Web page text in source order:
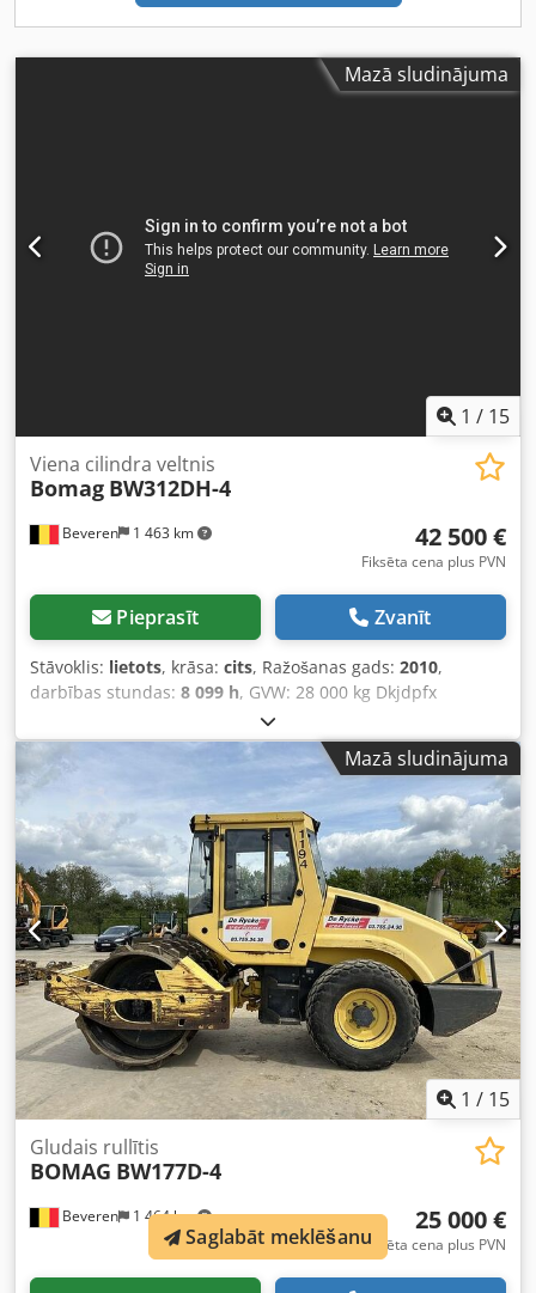
Mazā sludinājuma
1 / 15
Beveren 1 463 km
Viena cilindra veltnis
Bomag BW312DH-4
42 500 €
Fiksēta cena plus PVN
Pieprasīt Zvanīt
Stāvoklis: lietots, krāsa: cits, Ražošanas gads: 2010,
darbības stundas: 8 099 h, GVW: 28 000 kg Dkjdpfx
Aozblcroiaer Dzinēja ražotājs: Duetz CE marķējums: jā
Sērijas numurs: 101583141318 Iekārtas pārdošanai!
Apmeklējiet mūsu mājaslapu, lai apskatītu dažādas iegādei
pieejamās iekārtas. Piedāvājam vairāk variantu, nekā
redzams tiešsaistē, tāpēc jebkurā laikā droši zvaniet vai
rakstiet. Visas mūsu iekārtas ir pilnībā apkalpotas un
pārbaudītas uzticamībai. Nepieciešami attēli? Sazinieties
ar mums, un tos nekavējoties nosūtīsim. Mēs esam
pieejami nīderlandiešu, angļu, franču, vācu, spāņu un
krievu valodā. Izvēlieties no mūsu plašā uzticamu iekārtu
klāsta.
Mazā sludinājuma
1 / 15
Beveren 1 464 km
Gludais rullītis
BOMAG BW177D-4
25 000 €
Fiksēta cena plus PVN
Saglabāt meklēšanu